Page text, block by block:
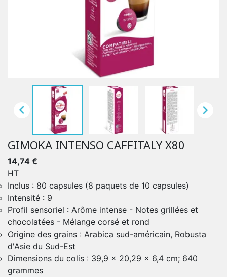
 
GIMOKA INTENSO CAFFITALY X80
14,74 €
HT
Inclus : 80 capsules (8 paquets de 10 capsules)
Intensité : 9
Profil sensoriel : Arôme intense - Notes grillées et
chocolatées - Mélange corsé et rond
Origine des grains : Arabica sud-américain, Robusta
d'Asie du Sud-Est
Dimensions du colis : 39,9 x 20,29 x 6,4 cm; 640
grammes